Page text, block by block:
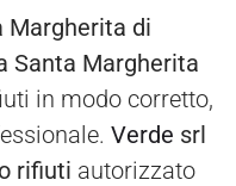
Margherita di
Santa Margherita
in modo corretto,
Verde srl
rifiuti autorizzato